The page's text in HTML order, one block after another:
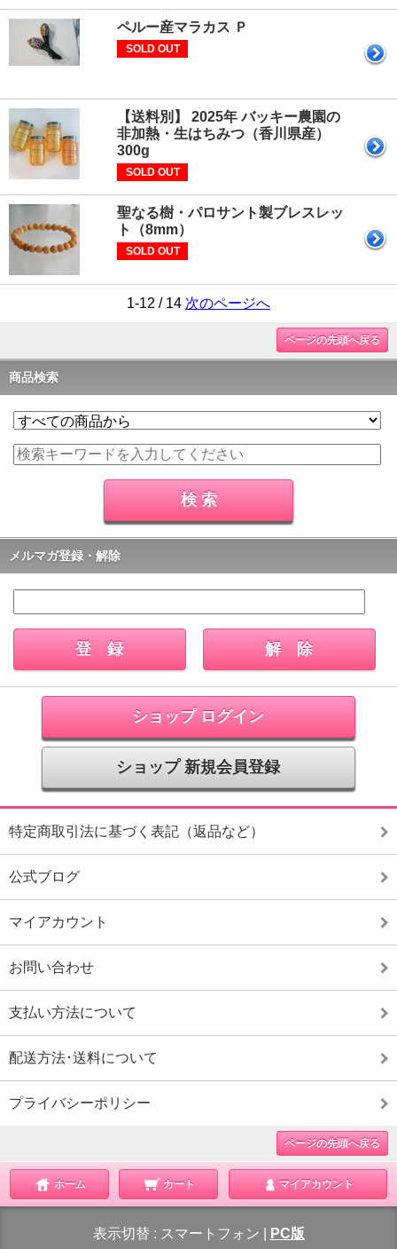
ペルー産マラカス Ｐ
SOLD OUT
【送料別】 2025年 バッキー農園の
非加熱・生はちみつ（香川県産）
300g
SOLD OUT
聖なる樹・パロサント製ブレスレッ
ト（8mm）
SOLD OUT
1-12 / 14 次のページへ
ページの先頭へ戻る
商品検索
メルマガ登録・解除
ショップ ログイン
ショップ 新規会員登録
特定商取引法に基づく表記（返品など）
公式ブログ
マイアカウント
お問い合わせ
支払い方法について
配送方法･送料について
プライバシーポリシー
ページの先頭へ戻る
ホーム カート マイアカウント
表示切替 : スマートフォン PC版